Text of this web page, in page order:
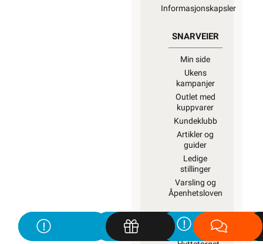
Informasjonskapsler
SNARVEIER
Min side
Ukens
kampanjer
Outlet med
kuppvarer
Kundeklubb
Artikler og
guider
Ledige
stillinger
Varsling og
Åpenhetsloven
ROM / TEMA